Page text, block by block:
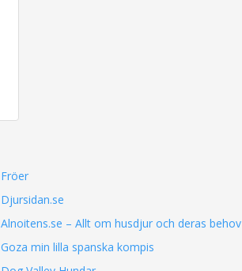
Fröer
Djursidan.se
Alnoitens.se – Allt om husdjur och deras behov
Goza min lilla spanska kompis